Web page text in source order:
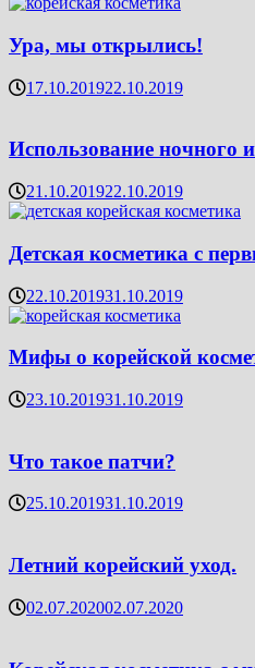
Ура, мы открылись!
17.10.201922.10.2019
Использование ночного
21.10.201922.10.2019
Детская косметика с
22.10.201931.10.2019
Мифы о корейской
23.10.201931.10.2019
Что такое патчи?
25.10.201931.10.2019
Летний корейский уход.
02.07.202002.07.2020